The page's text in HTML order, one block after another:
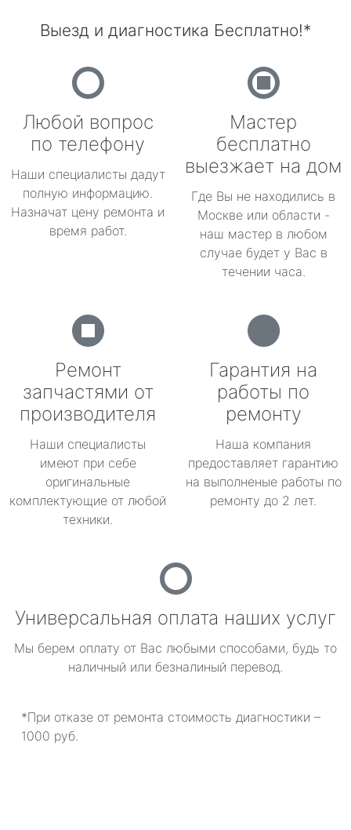
Выезд и диагностика Бесплатно!*
Любой вопрос
по телефону
Наши специалисты дадут
полную информацию.
Назначат цену ремонта и
время работ.
Мастер
бесплатно
выезжает на дом
Где Вы не находились в
Москве или области -
наш мастер в любом
случае будет у Вас в
течении часа.
Ремонт
запчастями от
производителя
Наши специалисты
имеют при себе
оригинальные
комплектующие от любой
техники.
Гарантия на
работы по
ремонту
Наша компания
предоставляет гарантию
на выполненые работы по
ремонту до 2 лет.
Универсальная оплата наших услуг
Мы берем оплату от Вас любыми способами, будь то
наличный или безналиный перевод.
*При отказе от ремонта стоимость диагностики –
1000 руб.